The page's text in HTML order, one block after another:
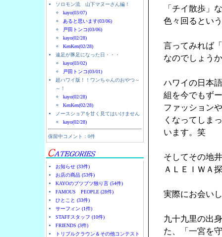
ソロモン流 山下マヌーさん編！
kayo(03/07)
あると思います(03/06)
戸田トンコ(03/06)
kayo(02/28)
KenKen(02/28)
遠足が豚足になった日・・・
kayo(03/02)
戸田トンコ(03/01)
超ハワイ版！！ワンちゃんのおやつ～
～！
kayo(02/28)
KenKen(02/28)
ノースショアを甘く見てはいけません
kayo(02/28)
保留中コメント：0件
お知らせ (33件)
お店の商品 (53件)
KAYOのブツブツ独り言 (54件)
FAMOUS PEOPLE (28件)
ひとこと (33件)
サーフィン (1件)
STAFFスタッフ (10件)
FRIENDS (3件)
トリプルクラウン＆その他コンテスト
「チイ散歩」
色々回るとい
言ってみれば
なのでしょう
ハワイの日本
組を今でもず
ファッション
くなってしま
います。笑
そしてその地
ＡＬＥＩＷＡ
実際にお会い
九十九里の出
た、「一宮を